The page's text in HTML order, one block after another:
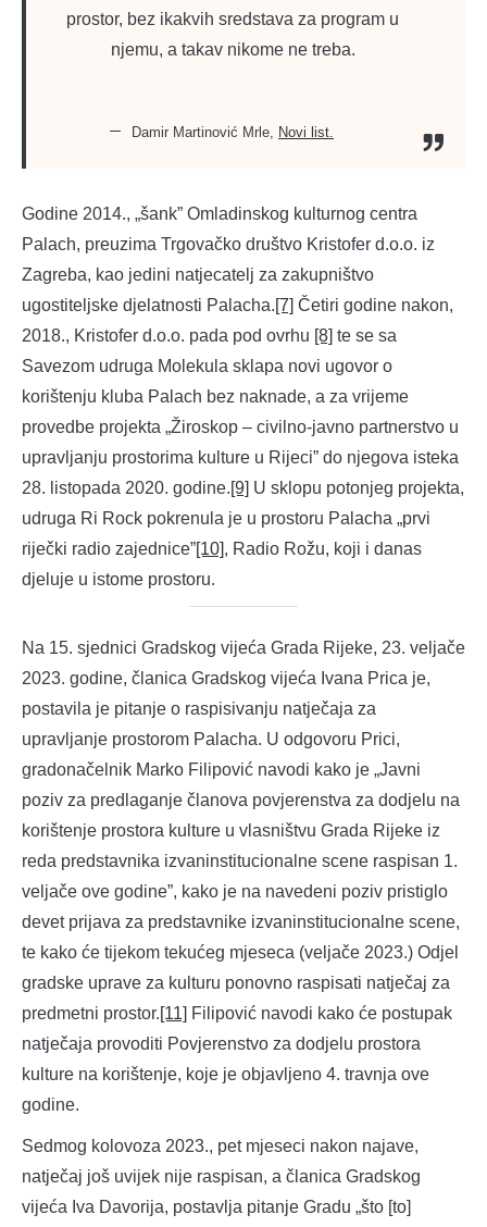
prostor, bez ikakvih sredstava za program u
njemu, a takav nikome ne treba.
Damir Martinović Mrle, Novi list.
Godine 2014., „šank” Omladinskog kulturnog centra
Palach, preuzima Trgovačko društvo Kristofer d.o.o. iz
Zagreba, kao jedini natjecatelj za zakupništvo
ugostiteljske djelatnosti Palacha.[7] Četiri godine nakon,
2018., Kristofer d.o.o. pada pod ovrhu [8] te se sa
Savezom udruga Molekula sklapa novi ugovor o
korištenju kluba Palach bez naknade, a za vrijeme
provedbe projekta „Žiroskop – civilno-javno partnerstvo u
upravljanju prostorima kulture u Rijeci” do njegova isteka
28. listopada 2020. godine.[9] U sklopu potonjeg projekta,
udruga Ri Rock pokrenula je u prostoru Palacha „prvi
riječki radio zajednice”[10], Radio Rožu, koji i danas
djeluje u istome prostoru.
Na 15. sjednici Gradskog vijeća Grada Rijeke, 23. veljače
2023. godine, članica Gradskog vijeća Ivana Prica je,
postavila je pitanje o raspisivanju natječaja za
upravljanje prostorom Palacha. U odgovoru Prici,
gradonačelnik Marko Filipović navodi kako je „Javni
poziv za predlaganje članova povjerenstva za dodjelu na
korištenje prostora kulture u vlasništvu Grada Rijeke iz
reda predstavnika izvaninstitucionalne scene raspisan 1.
veljače ove godine”, kako je na navedeni poziv pristiglo
devet prijava za predstavnike izvaninstitucionalne scene,
te kako će tijekom tekućeg mjeseca (veljače 2023.) Odjel
gradske uprave za kulturu ponovno raspisati natječaj za
predmetni prostor.[11] Filipović navodi kako će postupak
natječaja provoditi Povjerenstvo za dodjelu prostora
kulture na korištenje, koje je objavljeno 4. travnja ove
godine.
Sedmog kolovoza 2023., pet mjeseci nakon najave,
natječaj još uvijek nije raspisan, a članica Gradskog
vijeća Iva Davorija, postavlja pitanje Gradu „što [to]